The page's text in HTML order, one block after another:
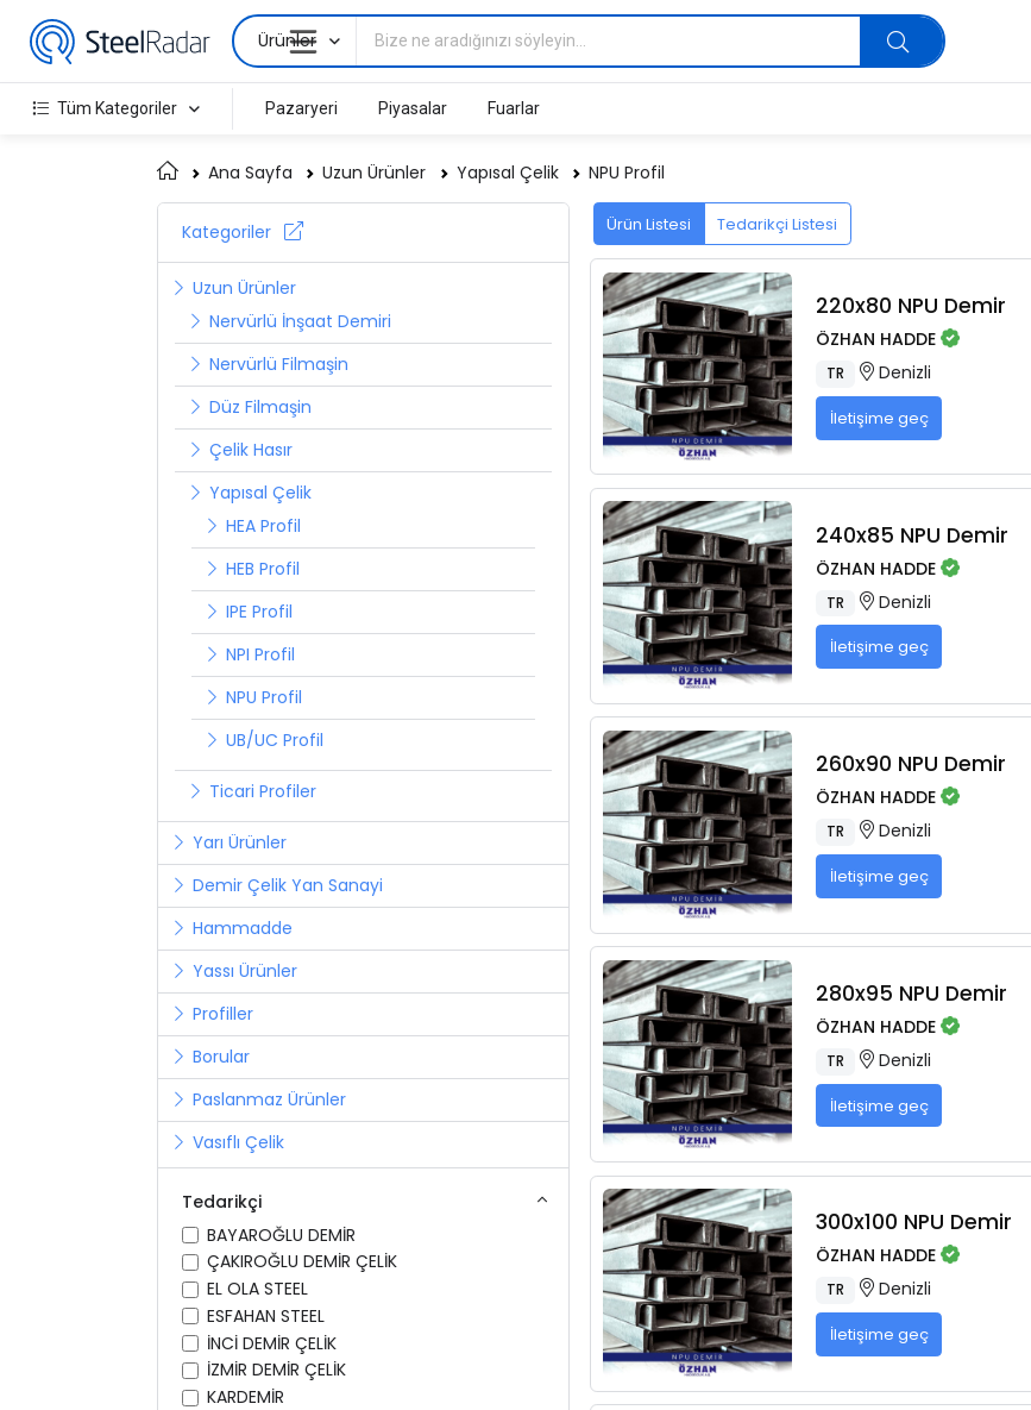
Ürünler
Tüm Kategoriler Pazaryeri Piyasalar Fuarlar
Ana Sayfa Uzun Ürünler Yapısal Çelik NPU Profil
Kategoriler
Uzun Ürünler
Nervürlü İnşaat Demiri
Nervürlü Filmaşin
Düz Filmaşin
Çelik Hasır
Yapısal Çelik
HEA Profil
HEB Profil
IPE Profil
NPI Profil
NPU Profil
UB/UC Profil
Ticari Profiler
Yarı Ürünler
Demir Çelik Yan Sanayi
Hammadde
Yassı Ürünler
Profiller
Borular
Paslanmaz Ürünler
Vasıflı Çelik
Tedarikçi
BAYAROĞLU DEMİR
ÇAKIROĞLU DEMİR ÇELİK
EL OLA STEEL
ESFAHAN STEEL
İNCİ DEMİR ÇELİK
İZMİR DEMİR ÇELİK
KARDEMİR
Ürün Listesi Tedarikçi Listesi
220x80 NPU Demir
ÖZHAN HADDE
TR Denizli
İletişime geç
240x85 NPU Demir
ÖZHAN HADDE
TR Denizli
İletişime geç
260x90 NPU Demir
ÖZHAN HADDE
TR Denizli
İletişime geç
280x95 NPU Demir
ÖZHAN HADDE
TR Denizli
İletişime geç
300x100 NPU Demir
ÖZHAN HADDE
TR Denizli
İletişime geç